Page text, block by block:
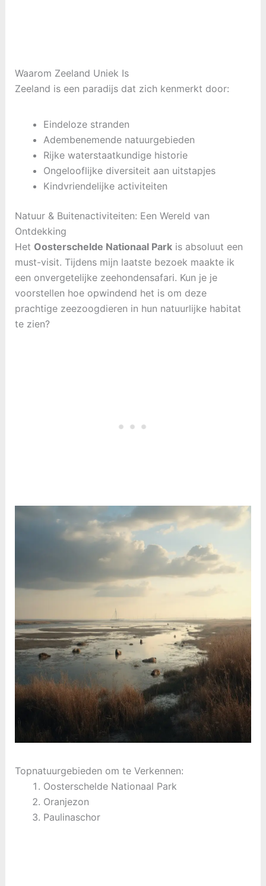
Waarom Zeeland Uniek Is
Zeeland is een paradijs dat zich kenmerkt door:
Eindeloze stranden
Adembenemende natuurgebieden
Rijke waterstaatkundige historie
Ongelooflijke diversiteit aan uitstapjes
Kindvriendelijke activiteiten
Natuur & Buitenactiviteiten: Een Wereld van
Ontdekking
Het Oosterschelde Nationaal Parkis absoluut een
must-visit. Tijdens mijn laatste bezoek maakte ik
een onvergetelijke zeehondensafari. Kun je je
voorstellen hoe opwindend het is om deze
prachtige zeezoogdieren in hun natuurlijke habitat
te zien?
Topnatuurgebieden om te Verkennen:
Oosterschelde Nationaal Park
Oranjezon
Paulinaschor